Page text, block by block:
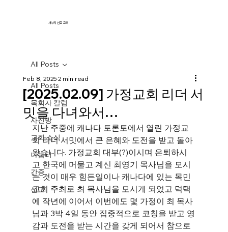
새누리 선교 교회
All Posts
목회자 칼럼
사진방
교회 소식
나눔터
간증
선교
All Posts
[2025.02.09] 가정교회 리더 서
밋을 다녀와서…
Feb 8, 20252 min read
지난 주중에 캐나다 토론토에서 열린 가정교
회 리더 서밋에서 큰 은혜와 도전을 받고 돌아
왔습니다. 가정교회 대부(?)이시며 은퇴하시
고 한국에 머물고 계신 최영기 목사님을 모시
는 것이 매우 힘든일이나 캐나다에 있는 목민
교회 주최로 최 목사님을 모시게 되었고 덕택
에 작년에 이어서 이번에도 몇 가정이 최 목사
님과 3박 4일 동안 집중적으로 코칭을 받고 영
감과 도전을 받는 시간을 갖게 되어서 참으로